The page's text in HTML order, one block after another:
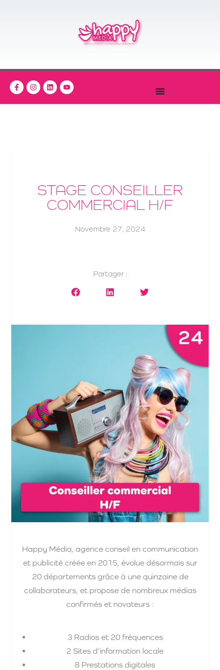
STAGE CONSEILLER
COMMERCIAL H/F
Novembre 27, 2024
Partager :
Happy Média, agence conseil en communication
et publicité créée en 2015, évolue désormais sur
20 départements grâce à une quinzaine de
collaborateurs, et propose de nombreux médias
confirmés et novateurs :
3 Radios et 20 fréquences
2 Sites d’information locale
8 Prestations digitales